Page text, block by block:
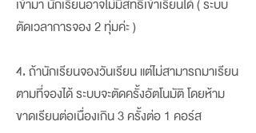
เข้ามา นักเรียนอาจไม่มีสิทธิ์เข้าเรียนได้ ( ระบบ
ตัดเวลาการจอง 2 ทุ่มค่ะ )
4. ถ้านักเรียนจองวันเรียน แต่ไม่สามารถมาเรียน
ตามที่จองได้ ระบบจะตัดครั้งอัตโนมัติ โดยห้าม
ขาดเรียนต่อเนื่องเกิน 3 ครั้งต่อ 1 คอร์ส